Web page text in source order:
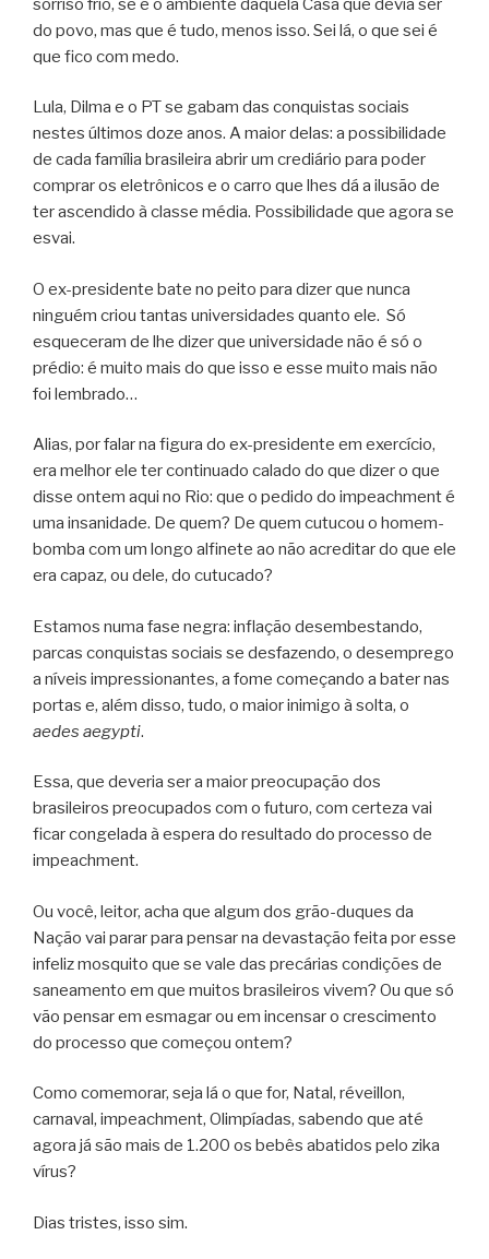
sorriso frio, se é o ambiente daquela Casa que devia ser
do povo, mas que é tudo, menos isso. Sei lá, o que sei é
que fico com medo.
Lula, Dilma e o PT se gabam das conquistas sociais
nestes últimos doze anos. A maior delas: a possibilidade
de cada família brasileira abrir um crediário para poder
comprar os eletrônicos e o carro que lhes dá a ilusão de
ter ascendido à classe média. Possibilidade que agora se
esvai.
O ex-presidente bate no peito para dizer que nunca
ninguém criou tantas universidades quanto ele. Só
esqueceram de lhe dizer que universidade não é só o
prédio: é muito mais do que isso e esse muito mais não
foi lembrado…
Alias, por falar na figura do ex-presidente em exercício,
era melhor ele ter continuado calado do que dizer o que
disse ontem aqui no Rio: que o pedido do impeachment é
uma insanidade. De quem? De quem cutucou o homem-
bomba com um longo alfinete ao não acreditar do que ele
era capaz, ou dele, do cutucado?
Estamos numa fase negra: inflação desembestando,
parcas conquistas sociais se desfazendo, o desemprego
a níveis impressionantes, a fome começando a bater nas
portas e, além disso, tudo, o maior inimigo à solta, o
aedes aegypti.
Essa, que deveria ser a maior preocupação dos
brasileiros preocupados com o futuro, com certeza vai
ficar congelada à espera do resultado do processo de
impeachment.
Ou você, leitor, acha que algum dos grão-duques da
Nação vai parar para pensar na devastação feita por esse
infeliz mosquito que se vale das precárias condições de
saneamento em que muitos brasileiros vivem? Ou que só
vão pensar em esmagar ou em incensar o crescimento
do processo que começou ontem?
Como comemorar, seja lá o que for, Natal, réveillon,
carnaval, impeachment, Olimpíadas, sabendo que até
agora já são mais de 1.200 os bebês abatidos pelo zika
vírus?
Dias tristes, isso sim.